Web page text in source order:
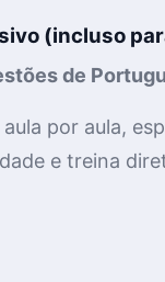
(incluso
de
por aula,
e treina